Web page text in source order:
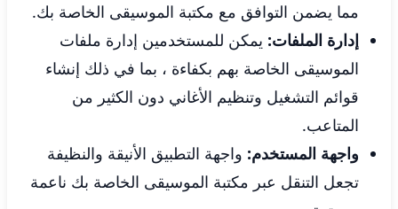
مما يضمن التوافق مع مكتبة الموسيقى الخاصة بك.
إدارة الملفات: يمكن للمستخدمين إدارة ملفات
الموسيقى الخاصة بهم بكفاءة ، بما في ذلك إنشاء
قوائم التشغيل وتنظيم الأغاني دون الكثير من
المتاعب.
واجهة المستخدم: واجهة التطبيق الأنيقة والنظيفة
تجعل التنقل عبر مكتبة الموسيقى الخاصة بك ناعمة